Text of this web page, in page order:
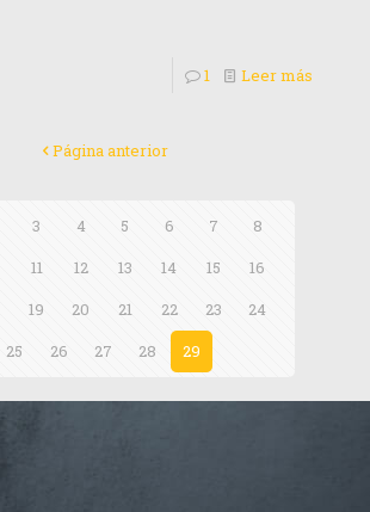
1 Leer más
Página anterior
3 4 5 6 7
8
11 12 13 14 15
16
19 20 21 22 23
24
25
26 27 28 29